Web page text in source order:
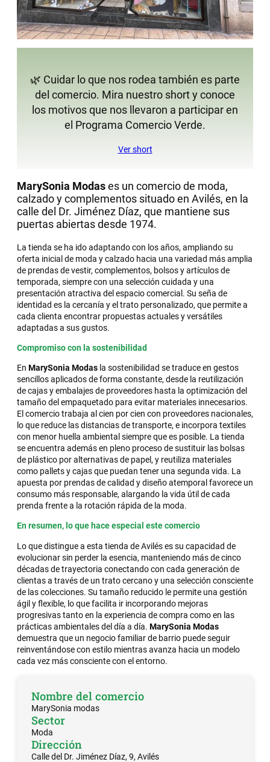
🌿 Cuidar lo que nos rodea también es parte
del comercio. Mira nuestro short y conoce
los motivos que nos llevaron a participar en
el Programa Comercio Verde.
Ver short
MarySonia Modases un comercio de moda,
calzado y complementos situado en Avilés, en la
calle del Dr. Jiménez Díaz, que mantiene sus
puertas abiertas desde 1974.
La tienda se ha ido adaptando con los años, ampliando su
oferta inicial de moda y calzado hacia una variedad más amplia
de prendas de vestir, complementos, bolsos y artículos de
temporada, siempre con una selección cuidada y una
presentación atractiva del espacio comercial. Su seña de
identidad es la cercanía y el trato personalizado, que permite a
cada clienta encontrar propuestas actuales y versátiles
adaptadas a sus gustos.
Compromiso con la sostenibilidad
En MarySonia Modas la sostenibilidad se traduce en gestos
sencillos aplicados de forma constante, desde la reutilización
de cajas y embalajes de proveedores hasta la optimización del
tamaño del empaquetado para evitar materiales innecesarios.
El comercio trabaja al cien por cien con proveedores nacionales,
lo que reduce las distancias de transporte, e incorpora textiles
con menor huella ambiental siempre que es posible. La tienda
se encuentra además en pleno proceso de sustituir las bolsas
de plástico por alternativas de papel, y reutiliza materiales
como pallets y cajas que puedan tener una segunda vida. La
apuesta por prendas de calidad y diseño atemporal favorece un
consumo más responsable, alargando la vida útil de cada
prenda frente a la rotación rápida de la moda.
En resumen, lo que hace especial este comercio
Lo que distingue a esta tienda de Avilés es su capacidad de
evolucionar sin perder la esencia, manteniendo más de cinco
décadas de trayectoria conectando con cada generación de
clientas a través de un trato cercano y una selección consciente
de las colecciones. Su tamaño reducido le permite una gestión
ágil y flexible, lo que facilita ir incorporando mejoras
progresivas tanto en la experiencia de compra como en las
prácticas ambientales del día a día. MarySonia Modas
demuestra que un negocio familiar de barrio puede seguir
reinventándose con estilo mientras avanza hacia un modelo
cada vez más consciente con el entorno.
Nombre del comercio
MarySonia modas
Sector
Moda
Dirección
Calle del Dr. Jiménez Díaz, 9, Avilés